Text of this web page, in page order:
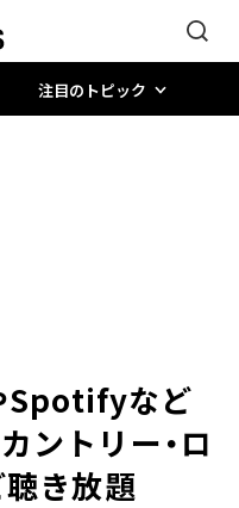
注目のトピック
Spotifyなど
ントリー・ロ
聴き放題